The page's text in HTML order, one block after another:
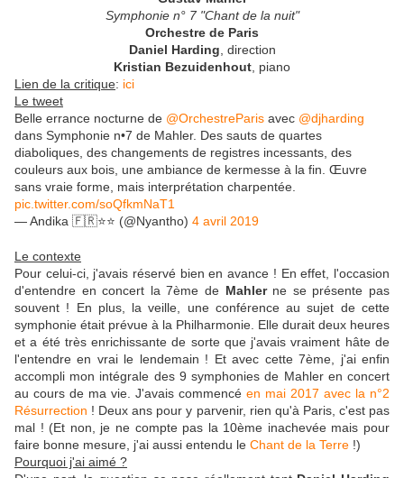
Symphonie n° 7 "Chant de la nuit"
Orchestre de Paris
Daniel Harding direction
Kristian Bezuidenhout piano
Lien de la critique: ici
Le tweet
Belle errance nocturne de @OrchestreParis avec @djharding
dans Symphonie n•7 de Mahler. Des sauts de quartes
diaboliques, des changements de registres incessants, des
couleurs aux bois, une ambiance de kermesse à la fin. Œuvre
sans vraie forme, mais interprétation charpentée.
pic.twitter.com/soQfkmNaT1
— Andika 🇫🇷⭐️⭐️ (@Nyantho) 4 avril 2019
Le contexte
Pour celui-ci, j'avais réservé bien en avance ! En effet, l'occasion
d'entendre en concert la 7ème de Mahlerne se présente pas
souvent ! En plus, la veille, une conférence au sujet de cette
symphonie était prévue à la Philharmonie. Elle durait deux heures
et a été très enrichissante de sorte que j'avais vraiment hâte de
l'entendre en vrai le lendemain ! Et avec cette 7ème, j'ai enfin
accompli mon intégrale des 9 symphonies de Mahler en concert
au cours de ma vie. J'avais commencé en mai 2017 avec la n°2
Résurrection ! Deux ans pour y parvenir, rien qu'à Paris, c'est pas
mal ! (Et non, je ne compte pas la 10ème inachevée mais pour
faire bonne mesure, j'ai aussi entendu le Chant de la Terre !)
Pourquoi j'ai aimé ?